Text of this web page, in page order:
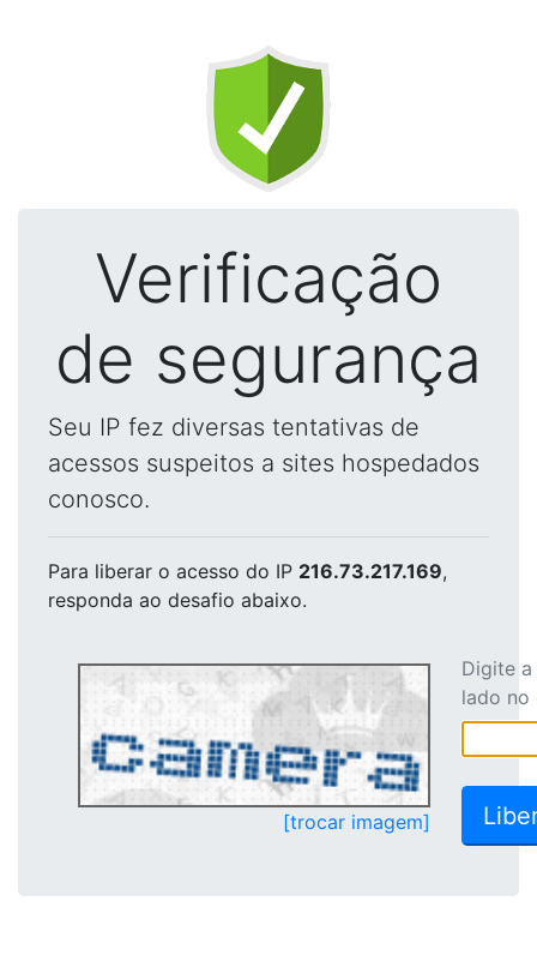
Verificação
de segurança
Seu IP fez diversas tentativas de
acessos suspeitos a sites hospedados
conosco.
Para liberar o acesso do IP 216.73.217.169,
responda ao desafio abaixo.
[trocar imagem]
Digite
lado no